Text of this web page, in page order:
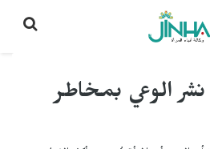
نشر الوعي بمخاطر